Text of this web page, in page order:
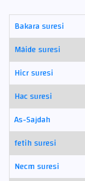
Bakara suresi
Mâide suresi
Hicr suresi
Hac suresi
As-Sajdah
fetih suresi
Necm suresi